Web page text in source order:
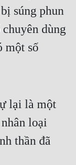
súng phun
dùng
một số
lại là một
loại
thần đã